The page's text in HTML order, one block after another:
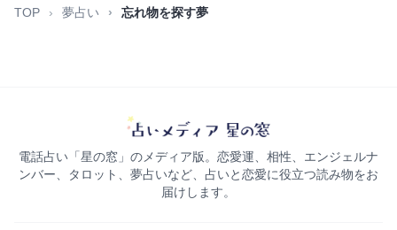
TOP 夢占い 忘れ物を探す夢
電話占い「星の窓」のメディア版。恋愛運、相性、エンジェルナ
ンバー、タロット、夢占いなど、占いと恋愛に役立つ読み物をお
届けします。